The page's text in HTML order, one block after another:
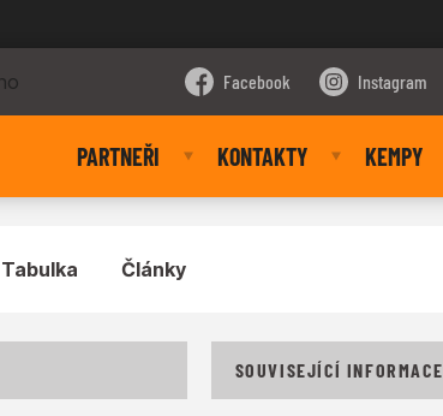
Facebook Instagram
PARTNEŘI KONTAKTY KEMPY
Tabulka Články
SOUVISEJÍCÍ INFORMACE